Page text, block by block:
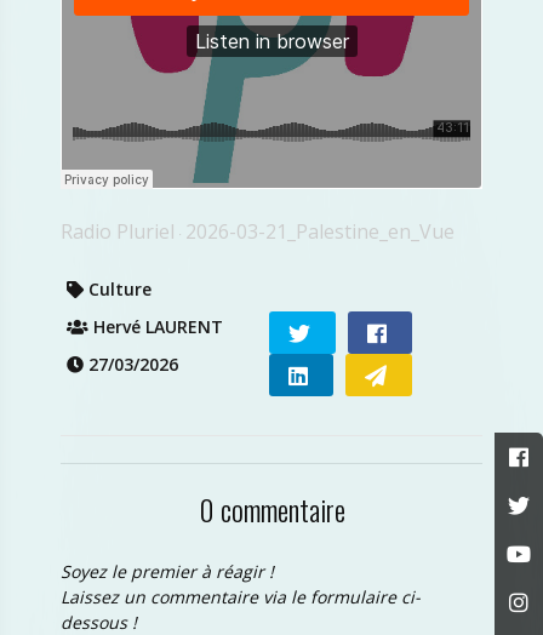
Radio Pluriel · 2026-03-21_Palestine_en_Vue
Culture
Hervé LAURENT
27/03/2026
0 commentaire
Soyez le premier à réagir !
Laissez un commentaire via le formulaire ci-
dessous !